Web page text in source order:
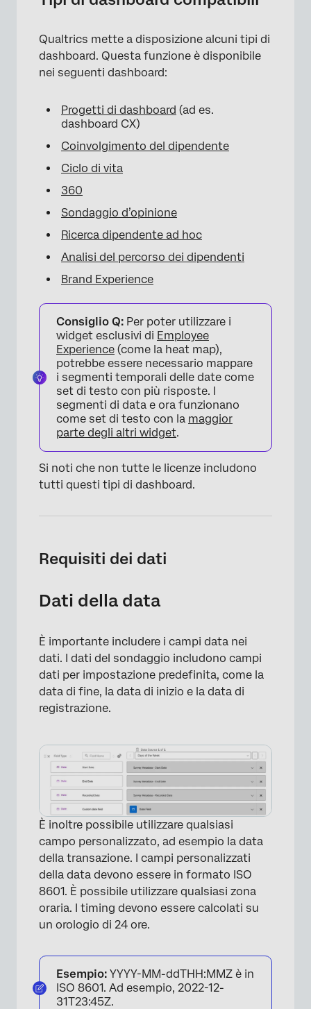
Qualtrics mette a disposizione alcuni tipi di
dashboard. Questa funzione è disponibile
nei seguenti dashboard:
Progetti di dashboard (ad es.
dashboard CX)
Coinvolgimento del dipendente
Ciclo di vita
360
Sondaggio d’opinione
Ricerca dipendente ad hoc
Analisi del percorso dei dipendenti
Brand Experience
Consiglio Q: Per poter utilizzare i
widget esclusivi di Employee
Experience (come la heat map),
potrebbe essere necessario mappare
i segmenti temporali delle date come
set di testo con più risposte. I
segmenti di data e ora funzionano
come set di testo con la maggior
parte degli altri widget.
Si noti che non tutte le licenze includono
tutti questi tipi di dashboard.
Requisiti dei dati
Dati della data
È importante includere i campi data nei
dati. I dati del sondaggio includono campi
dati per impostazione predefinita, come la
data di fine, la data di inizio e la data di
registrazione.
È inoltre possibile utilizzare qualsiasi
campo personalizzato, ad esempio la data
della transazione. I campi personalizzati
della data devono essere in formato ISO
8601. È possibile utilizzare qualsiasi zona
oraria. I timing devono essere calcolati su
un orologio di 24 ore.
Esempio: YYYY-MM-ddTHH:MMZ è in
ISO 8601. Ad esempio, 2022-12-
31T23:45Z.